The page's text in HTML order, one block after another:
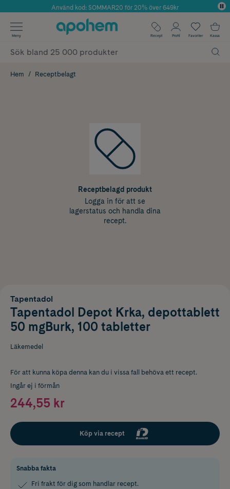
Årets Butik 2025 inom Skönhet
Använd kod: SOMMAR20 för 20% över 649kr
✓ Fri frakt
✓ Poäng på alla köp*
Meny Recept Profil Favoriter Kassa
Hem Receptbelagt
Receptbelagd produkt
Logga in för att se
lagerstatus och handla dina
recept.
Tapentadol
Tapentadol Depot Krka, depottablett
50 mgBurk, 100 tabletter
Läkemedel
För att kunna köpa denna kan du i vissa fall behöva ett recept.
Ingår ej i förmån
244,55 kr
Köp via recept
Snabba fakta
Fri frakt för dig som handlar recept.